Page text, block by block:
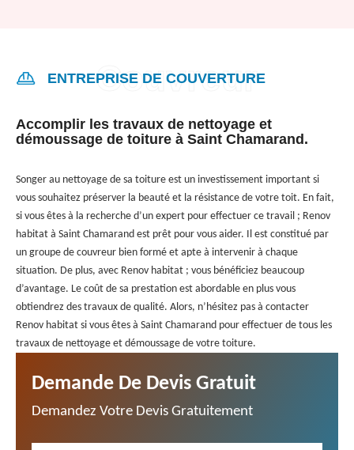
ENTREPRISE DE COUVERTURE
Accomplir les travaux de nettoyage et
démoussage de toiture à Saint Chamarand.
Songer au nettoyage de sa toiture est un investissement important si
vous souhaitez préserver la beauté et la résistance de votre toit. En fait,
si vous êtes à la recherche d’un expert pour effectuer ce travail ; Renov
habitat à Saint Chamarand est prêt pour vous aider. Il est constitué par
un groupe de couvreur bien formé et apte à intervenir à chaque
situation. De plus, avec Renov habitat ; vous bénéficiez beaucoup
d’avantage. Le coût de sa prestation est abordable en plus vous
obtiendrez des travaux de qualité. Alors, n’hésitez pas à contacter
Renov habitat si vous êtes à Saint Chamarand pour effectuer de tous les
travaux de nettoyage et démoussage de votre toiture.
Demande De Devis Gratuit
Demandez Votre Devis Gratuitement